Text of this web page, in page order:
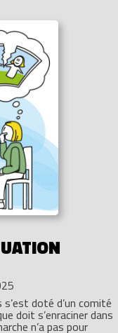
doté d’un comité
doit s’enraciner dans
n’a pas pour